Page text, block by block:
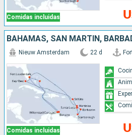
Comidas incluidas
Comidas incluidas
Nieuw Amsterdam 22 d